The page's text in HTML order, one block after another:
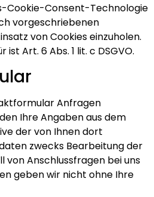
Cookie-Consent-Technologie
vorgeschriebenen
von Cookies einzuholen.
Art. 6 Abs. 1 lit. c DSGVO.
Anfragen
Ihre Angaben aus dem
der von Ihnen dort
zwecks Bearbeitung der
von Anschlussfragen bei uns
geben wir nicht ohne Ihre